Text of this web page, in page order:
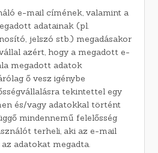
e-mail címének, valamint a
adatainak (pl.
jelszó stb.) megadásakor
azért, hogy a megadott e-
megadott adatok
ő vesz igénybe
tekintettel egy
és/vagy adatokkal történt
mindennemű felelősség
terheli, aki az e-mail
adatokat megadta.